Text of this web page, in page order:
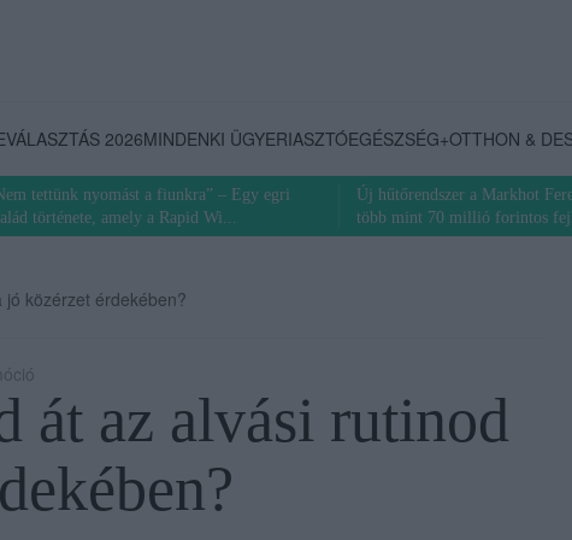
VÁLASZTÁS 2026MINDENKI ÜGYERIASZTÓEGÉSZSÉG+OTTHON &
tettünk nyomást a fiunkra” – Egy egri
története, amely a Rapid Wi...
Új hűtőrendszer a Markhot
több mint 70 millió forintos
közérzet érdekében?
át az alvási rutinod